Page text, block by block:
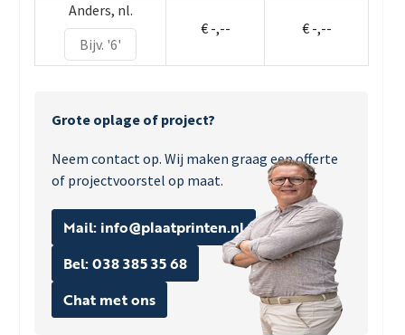
Anders, nl.
€ -,--
€ -,--
Grote oplage of project?
Neem contact op. Wij maken graag een offerte
of projectvoorstel op maat.
Mail: info@plaatprinten.nl
Bel: 038 385 35 68
Chat met ons